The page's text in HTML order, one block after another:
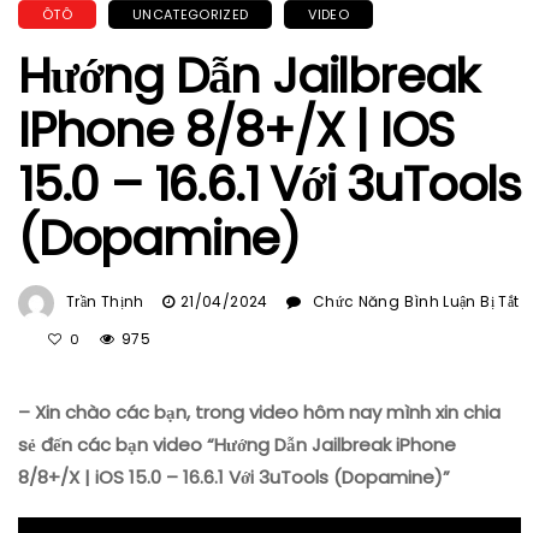
ÔTÔ UNCATEGORIZED VIDEO
Hướng Dẫn Jailbreak
IPhone 8/8+/X | IOS
15.0 – 16.6.1 Với 3uTools
(Dopamine)
Trần Thịnh 21/04/2024
Chức Năng Bình Luận Bị Tắt
Jailbreak
IPhone
8/8+/X
IOS
0 975
– Xin chào các bạn, trong video hôm nay mình xin chia
sẻ đến các bạn video “Hướng Dẫn Jailbreak iPhone
8/8+/X | iOS 15.0 – 16.6.1 Với 3uTools (Dopamine)”